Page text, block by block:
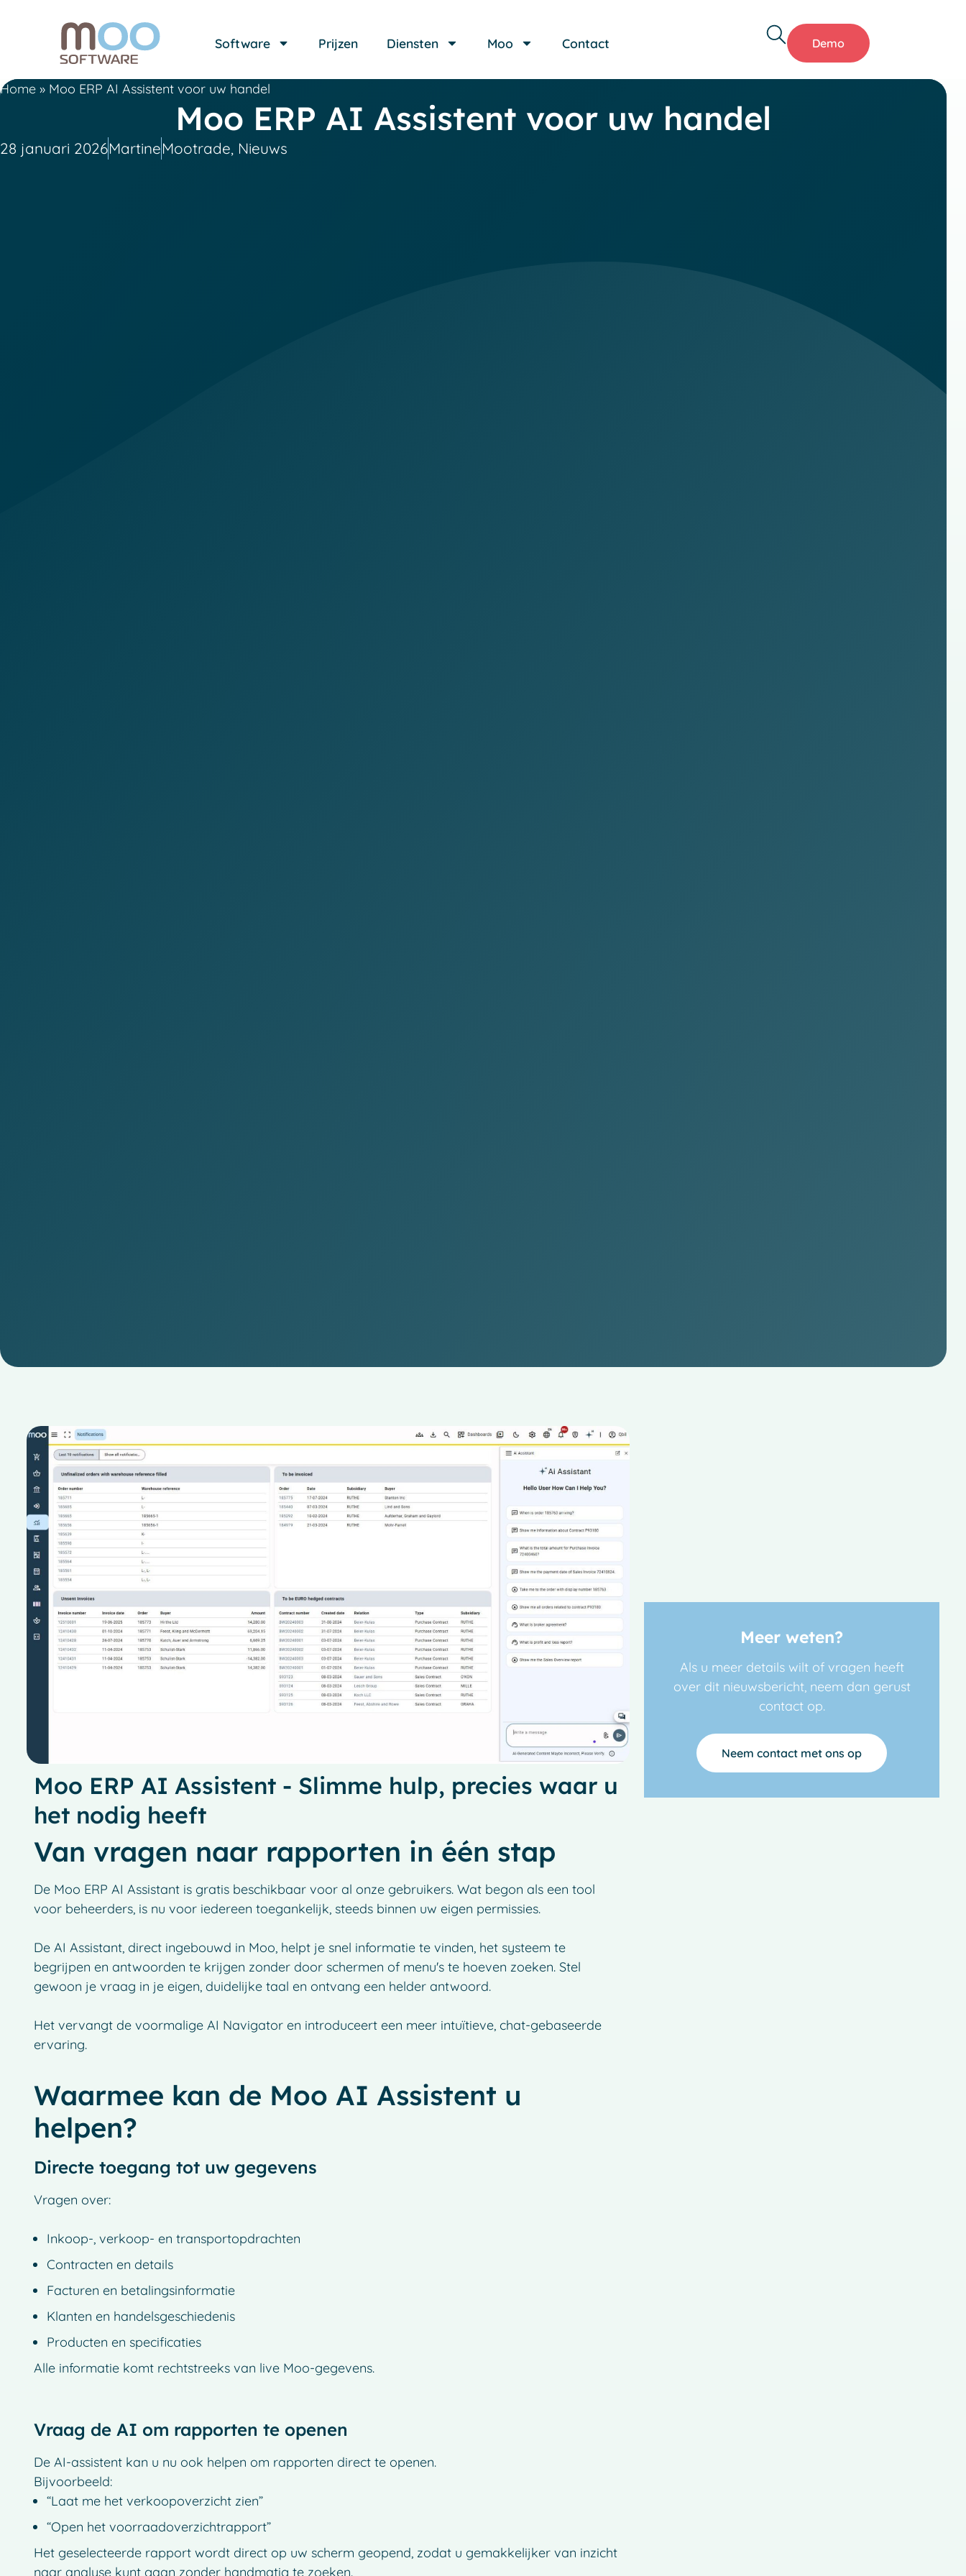
Software Prijzen Diensten Moo Contact Demo
Home » Moo ERP AI Assistent voor uw handel
Moo ERP AI Assistent voor uw handel
28 januari 2026MartineMootrade, Nieuws
Moo ERP AI Assistent - Slimme hulp, precies waar u
het nodig heeft
Van vragen naar rapporten in één stap
De Moo ERP AI Assistant is gratis beschikbaar voor al onze gebruikers. Wat begon als een tool
voor beheerders, is nu voor iedereen toegankelijk, steeds binnen uw eigen permissies.
De AI Assistant, direct ingebouwd in Moo, helpt je snel informatie te vinden, het systeem te
begrijpen en antwoorden te krijgen zonder door schermen of menu's te hoeven zoeken. Stel
gewoon je vraag in je eigen, duidelijke taal en ontvang een helder antwoord.
Het vervangt de voormalige AI Navigator en introduceert een meer intuïtieve, chat-gebaseerde
ervaring.
Waarmee kan de Moo AI Assistent u
helpen?
Directe toegang tot uw gegevens
Vragen over:
Inkoop-, verkoop- en transportopdrachten
Contracten en details
Facturen en betalingsinformatie
Klanten en handelsgeschiedenis
Producten en specificaties
Alle informatie komt rechtstreeks van live Moo-gegevens.
Vraag de AI om rapporten te openen
De AI-assistent kan u nu ook helpen om rapporten direct te openen.
Bijvoorbeeld:
“Laat me het verkoopoverzicht zien”
“Open het voorraadoverzichtrapport”
Het geselecteerde rapport wordt direct op uw scherm geopend, zodat u gemakkelijker van inzicht
naar analyse kunt gaan zonder handmatig te zoeken.
Meer weten?
Als u meer details wilt of vragen heeft
over dit nieuwsbericht, neem dan gerust
contact op.
Neem contact met ons op